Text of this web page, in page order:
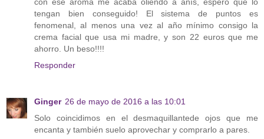
tengan bien conseguido! El sistema de puntos es
fenomenal, al menos una vez al año mínimo consigo la
crema facial que usa mi madre, y son 22 euros que me
ahorro. Un beso!!!!
Responder
Ginger 26 de mayo de 2016 a las 10:01
Solo coincidimos en el desmaquillantede ojos que me
encanta y también suelo aprovechar y comprarlo a pares.